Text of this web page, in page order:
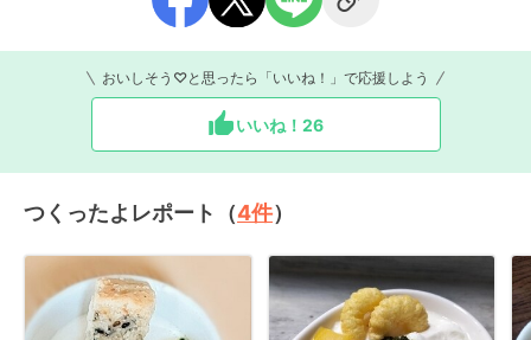
おいしそう♡と思ったら「いいね！」で応援しよう
いいね！ 26
つくったよレポート（4件）